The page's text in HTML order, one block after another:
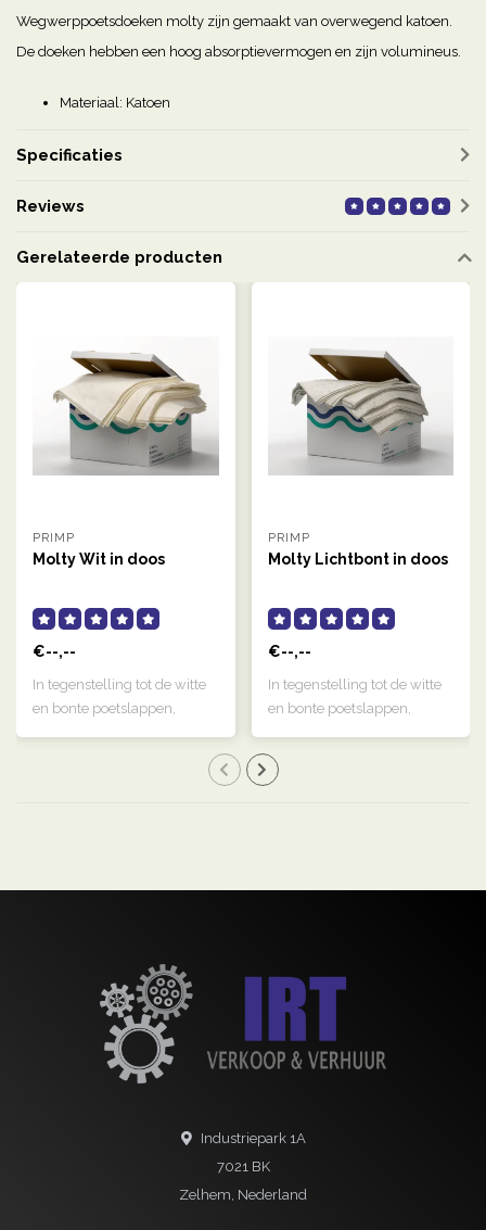
Wegwerppoetsdoeken molty zijn gemaakt van overwegend katoen.
De doeken hebben een hoog absorptievermogen en zijn volumineus.
Materiaal: Katoen
Specificaties
Reviews
Gerelateerde producten
PRIMP
Molty Wit in doos
€--,--
In tegenstelling tot de witte
en bonte poetslappen,
PRIMP
Molty Lichtbont in doos
€--,--
In tegenstelling tot de witte
en bonte poetslappen,
Industriepark 1A
7021 BK
Zelhem, Nederland